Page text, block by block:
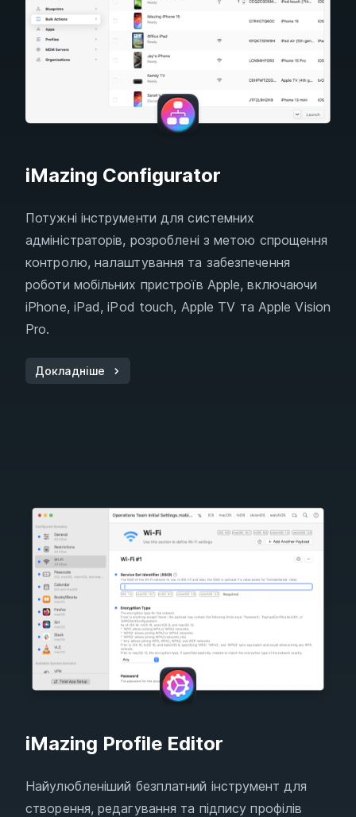
iMazing Configurator
Потужні інструменти для системних
адміністраторів, розроблені з метою спрощення
контролю, налаштування та забезпечення
роботи мобільних пристроїв Apple, включаючи
iPhone, iPad, iPod touch, Apple TV та Apple Vision
Pro.
Докладніше
iMazing Profile Editor
Найулюбленіший безплатний інструмент для
створення, редагування та підпису профілів